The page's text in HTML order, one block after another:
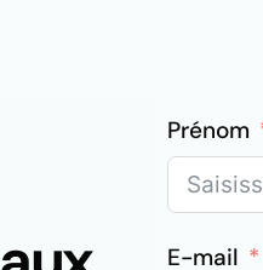
Prénom
E-mail